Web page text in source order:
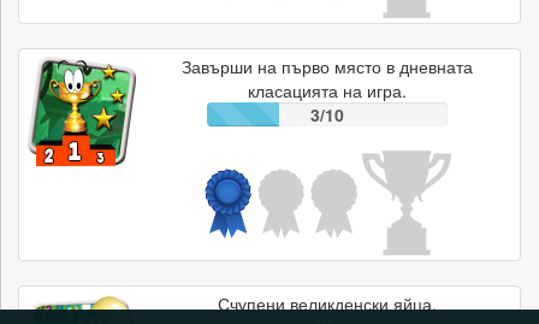
Завърши на първо място в дневната
класацията на игра.
3/10
Счупени великденски яйца.